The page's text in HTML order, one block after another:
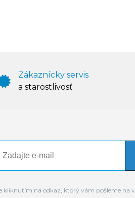
Zákaznícky servis
a starostlivosť
kliknutím na odkaz, ktorý vám pošleme na